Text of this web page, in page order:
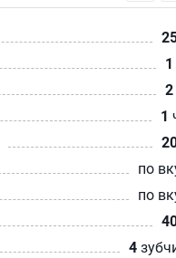
1
2
1
по
по
4